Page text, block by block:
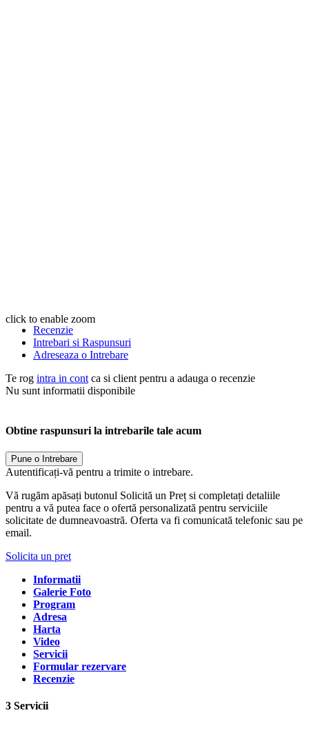
click to enable zoom
Recenzie
Intrebari si Raspunsuri
Adreseaza o Intrebare
Te rog intra in cont ca si client pentru a adauga o recenzie
Nu sunt informatii disponibile
Obtine raspunsuri la intrebarile tale acum
Pune o Intrebare
Autentificați-vă pentru a trimite o intrebare.
Vă rugăm apăsați butonul Solicită un Preț si completați detaliile
pentru a vă putea face o ofertă personalizată pentru serviciile
solicitate de dumneavoastră. Oferta va fi comunicată telefonic sau pe
email.
Solicita un pret
Informatii
Galerie Foto
Program
Adresa
Harta
Video
Servicii
Formular rezervare
Recenzie
3 Servicii